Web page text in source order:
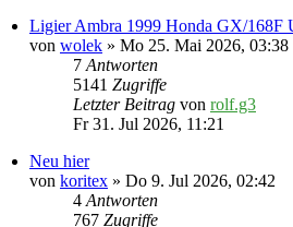
Ligier Ambra 1999 Honda GX/168F
von wolek » Mo 25. Mai 2026, 03:38
7Antworten
5141 Zugriffe
Letzter Beitrag von rolf.g3
Fr 31. Jul 2026, 11:21
Neu hier
von koritex » Do 9. Jul 2026, 02:42
4Antworten
767 Zugriffe